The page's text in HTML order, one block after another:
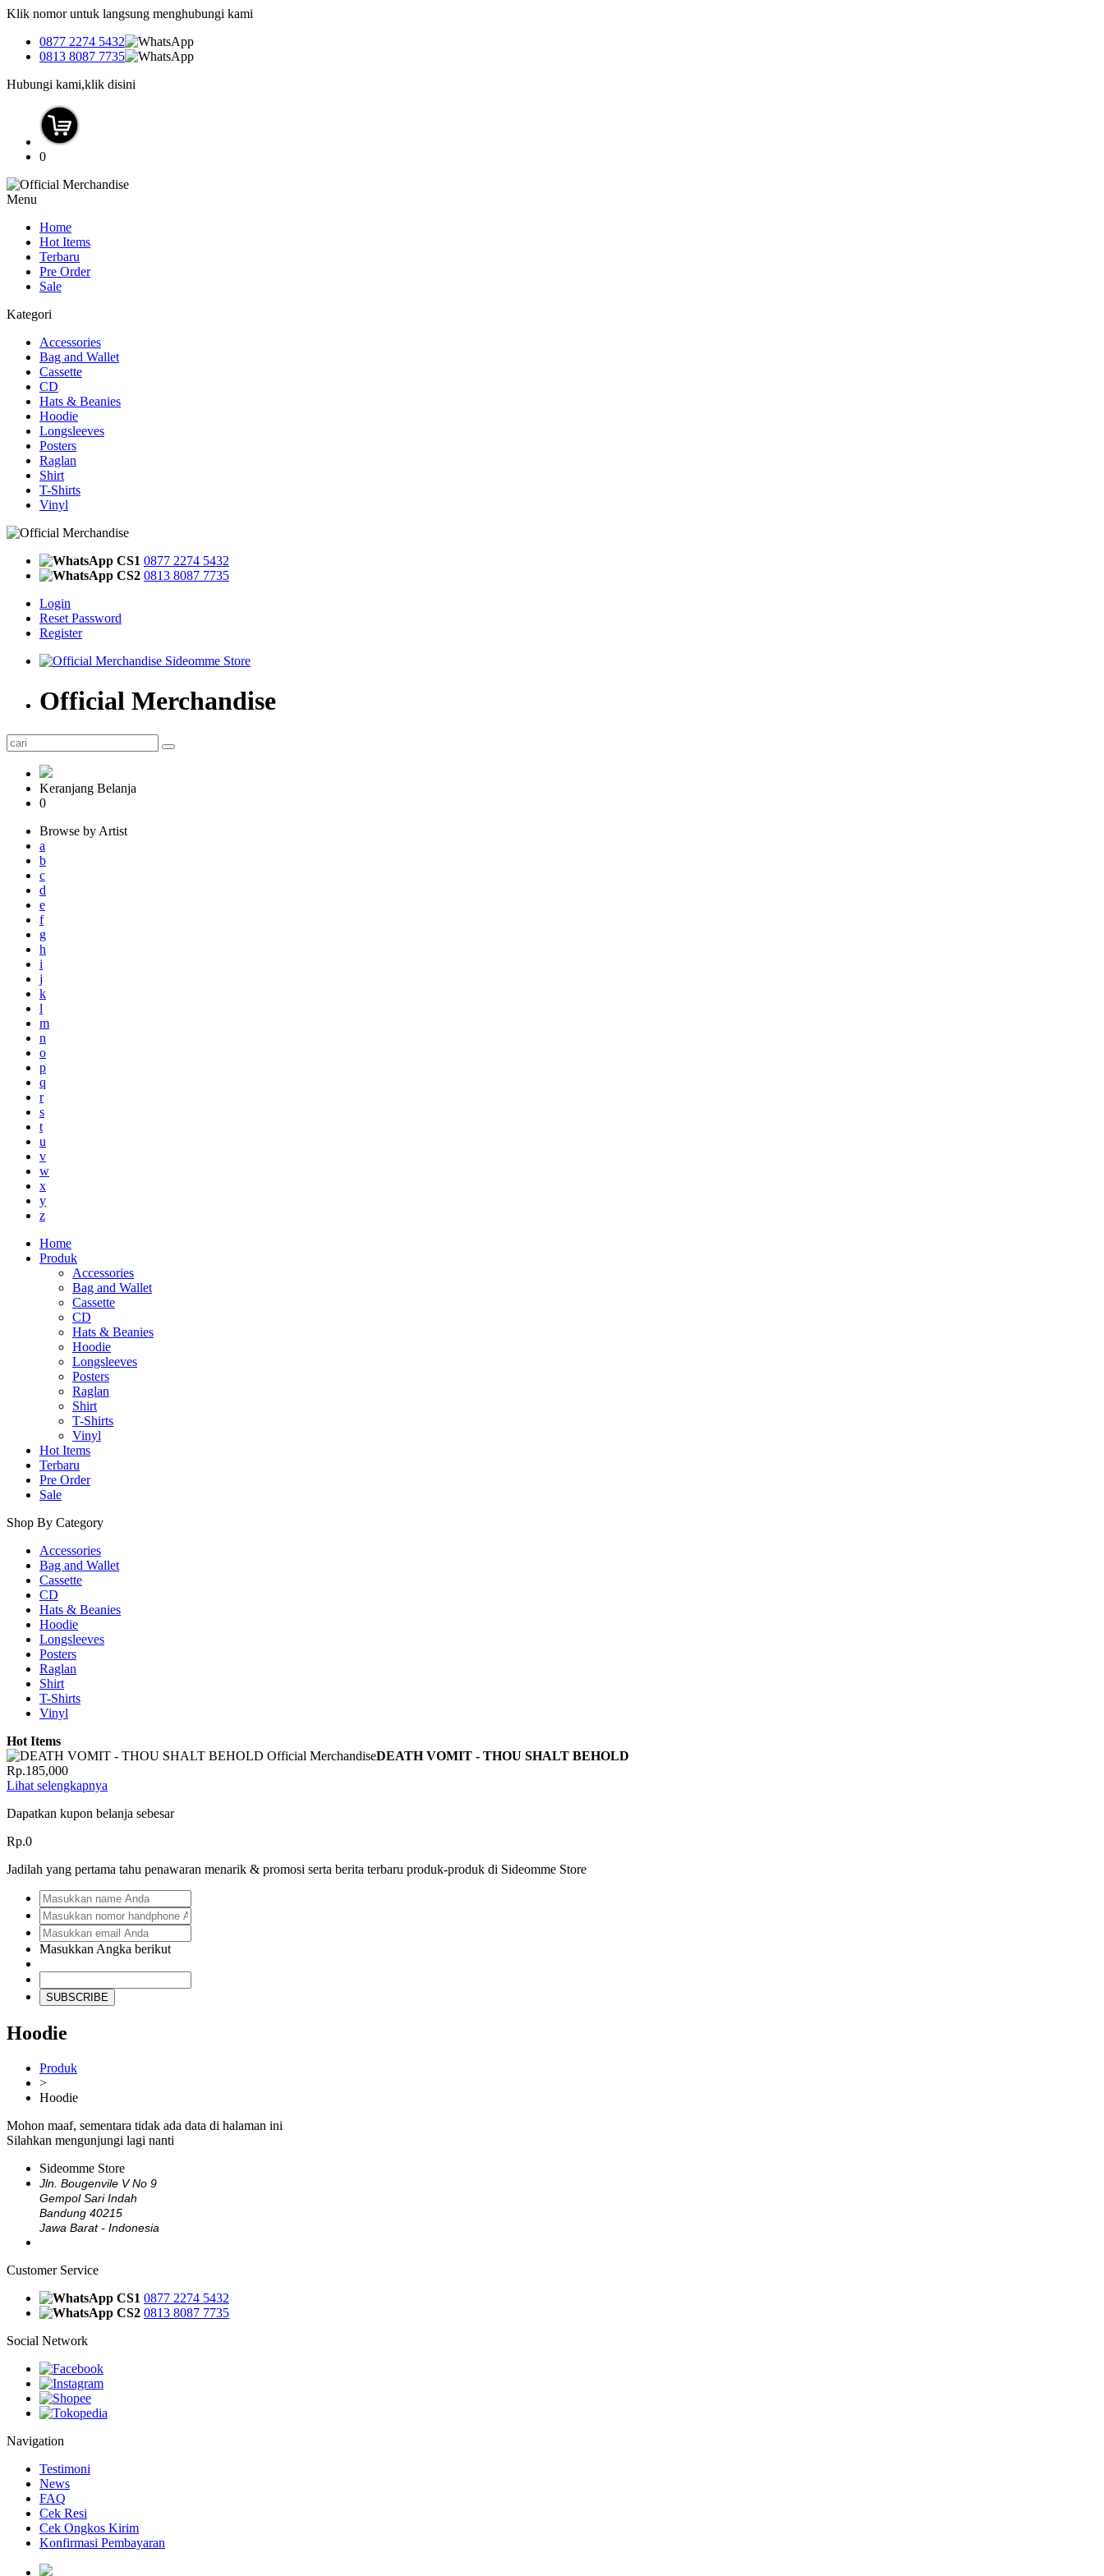
Klik nomor untuk langsung menghubungi kami
0877 2274 5432
0813 8087 7735
Hubungi kami,klik disini
0
Menu
Home
Hot Items
Terbaru
Pre Order
Sale
Kategori
Accessories
Bag and Wallet
Cassette
CD
Hats & Beanies
Hoodie
Longsleeves
Posters
Raglan
Shirt
T-Shirts
Vinyl
CS1 0877 2274 5432
CS2 0813 8087 7735
Login
Reset Password
Register
Official Merchandise
Keranjang Belanja
0
Browse by Artist
a
b
c
d
e
f
g
h
i
j
k
l
m
n
o
p
q
r
s
t
u
v
w
x
y
z
Home
Produk
Accessories
Bag and Wallet
Cassette
CD
Hats & Beanies
Hoodie
Longsleeves
Posters
Raglan
Shirt
T-Shirts
Vinyl
Hot Items
Terbaru
Pre Order
Sale
Shop By Category
Accessories
Bag and Wallet
Cassette
CD
Hats & Beanies
Hoodie
Longsleeves
Posters
Raglan
Shirt
T-Shirts
Vinyl
Hot Items
DEATH VOMIT - THOU SHALT BEHOLD
Rp.185,000
Lihat selengkapnya
Dapatkan kupon belanja sebesar
Rp.0
Jadilah yang pertama tahu penawaran menarik & promosi serta berita terbaru produk-produk di Sideomme Store
Masukkan Angka berikut
SUBSCRIBE
Hoodie
Produk
>
Hoodie
Mohon maaf, sementara tidak ada data di halaman ini
Silahkan mengunjungi lagi nanti
Sideomme Store
Jln. Bougenvile V No 9
Gempol Sari Indah
Bandung 40215
Jawa Barat - Indonesia
Customer Service
CS1 0877 2274 5432
CS2 0813 8087 7735
Social Network
Navigation
Testimoni
News
FAQ
Cek Resi
Cek Ongkos Kirim
Konfirmasi Pembayaran